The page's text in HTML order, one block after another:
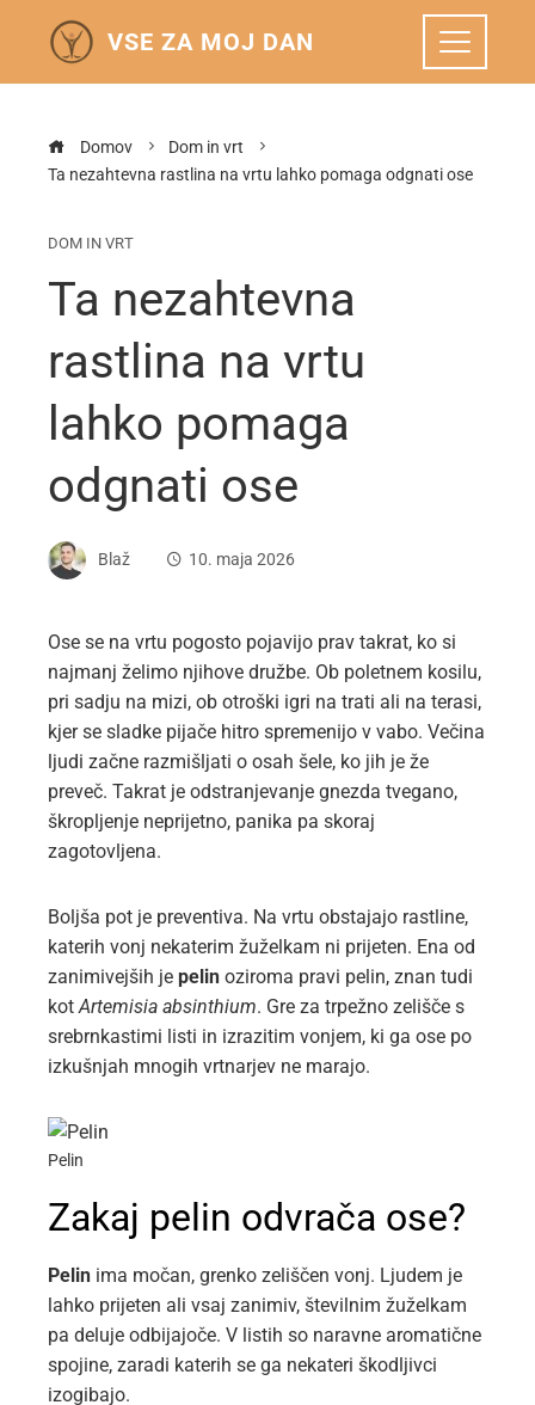
VSE ZA MOJ DAN
Domov
Dom in vrt
Ta nezahtevna rastlina na vrtu lahko pomaga odgnati ose
DOM IN VRT
Ta nezahtevna
rastlina na vrtu
lahko pomaga
odgnati ose
Blaž 10. maja 2026
Ose se na vrtu pogosto pojavijo prav takrat, ko si
najmanj želimo njihove družbe. Ob poletnem kosilu,
pri sadju na mizi, ob otroški igri na trati ali na terasi,
kjer se sladke pijače hitro spremenijo v vabo. Večina
ljudi začne razmišljati o osah šele, ko jih je že
preveč. Takrat je odstranjevanje gnezda tvegano,
škropljenje neprijetno, panika pa skoraj
zagotovljena.
Boljša pot je preventiva. Na vrtu obstajajo rastline,
katerih vonj nekaterim žuželkam ni prijeten. Ena od
zanimivejših je pelin oziroma pravi pelin, znan tudi
kotArtemisia absinthium. Gre za trpežno zelišče s
srebrnkastimi listi in izrazitim vonjem, ki ga ose po
izkušnjah mnogih vrtnarjev ne marajo.
Pelin
Zakaj pelin odvrača ose?
Pelin ima močan, grenko zeliščen vonj. Ljudem je
lahko prijeten ali vsaj zanimiv, številnim žuželkam
pa deluje odbijajoče. V listih so naravne aromatične
spojine, zaradi katerih se ga nekateri škodljivci
izogibajo.